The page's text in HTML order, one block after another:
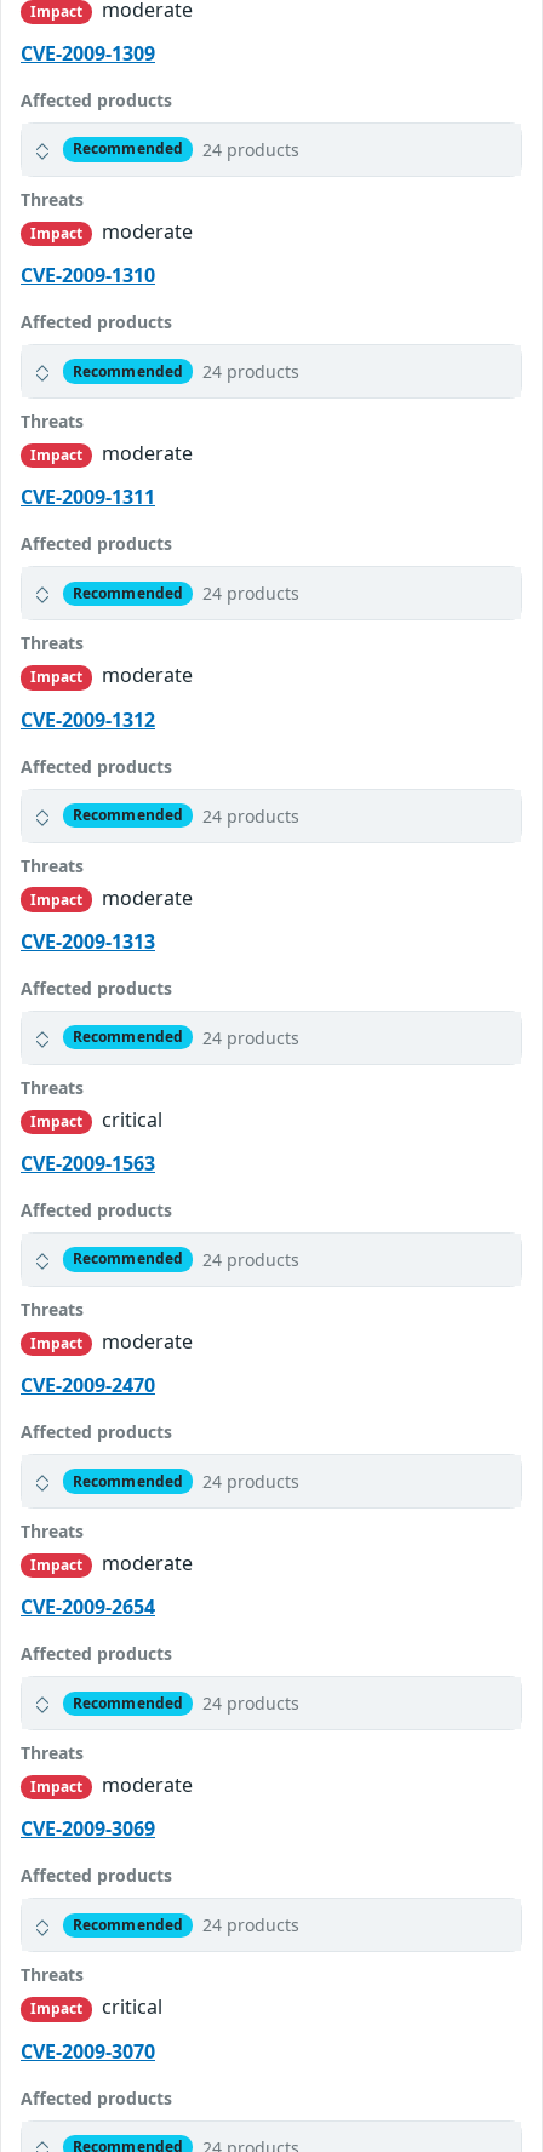
Impact
moderate
CVE-2009-1309
Affected products
Recommended 24 products
Threats
Impact
moderate
CVE-2009-1310
Affected products
Recommended 24 products
Threats
Impact
moderate
CVE-2009-1311
Affected products
Recommended 24 products
Threats
Impact
moderate
CVE-2009-1312
Affected products
Recommended 24 products
Threats
Impact
moderate
CVE-2009-1313
Affected products
Recommended 24 products
Threats
Impact
critical
CVE-2009-1563
Affected products
Recommended 24 products
Threats
Impact
moderate
CVE-2009-2470
Affected products
Recommended 24 products
Threats
Impact
moderate
CVE-2009-2654
Affected products
Recommended 24 products
Threats
Impact
moderate
CVE-2009-3069
Affected products
Recommended 24 products
Threats
Impact
critical
CVE-2009-3070
Affected products
Recommended 24 products